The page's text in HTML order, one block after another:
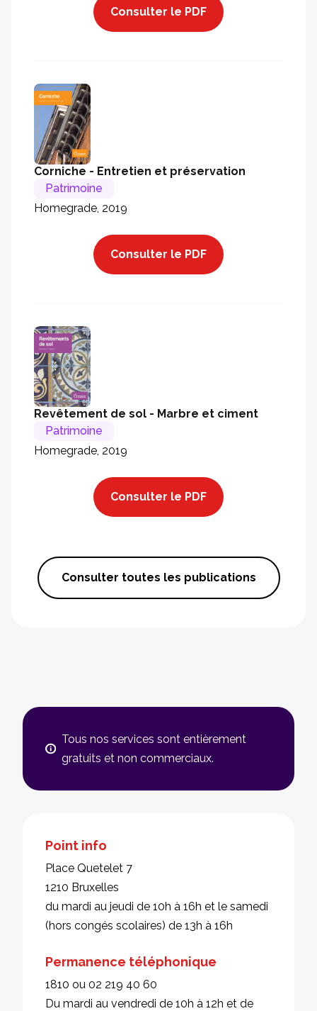
Consulter le PDF
Corniche - Entretien et préservation
Patrimoine
Homegrade, 2019
Consulter le PDF
Revêtement de sol - Marbre et ciment
Patrimoine
Homegrade, 2019
Consulter le PDF
Consulter toutes les publications
Tous nos services sont entièrement
gratuits et non commerciaux.
Point info
Place Quetelet 7
1210 Bruxelles
du mardi au jeudi de 10h à 16h et le samedi
(hors congés scolaires) de 13h à 16h
Permanence téléphonique
1810 ou 02 219 40 60
Du mardi au vendredi de 10h à 12h et de